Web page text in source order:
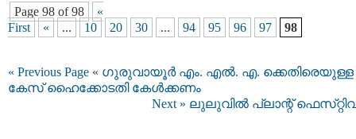
Page 98 of 98
«
First
« ... 10 20 30 ... 94 95 96 97 98
« Previous Page « ഗുരുവായൂര്‍ എം. എല്‍. എ. ക്കെതിരെയുള്ള
കേസ് ഹൈക്കോടതി കേള്‍ക്കണം
Next » ലുലുവിൽ പ്ലാന്റ്